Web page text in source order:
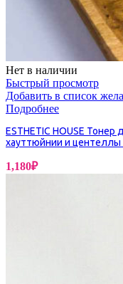
Нет в наличии
Быстрый просмотр
Добавить в список
Подробнее
ESTHETIC HOUSE
хауттюйнии и центеллы
1,180₽